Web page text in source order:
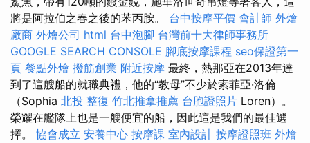
將是阿拉伯之春之後的苯丙胺。 台中按摩平價 會計師 外燴
廠商 外燴公司 html 台中泡腳 台灣前十大律師事務所
GOOGLE SEARCH CONSOLE 腳底按摩課程 seo保證第一
頁 餐點外燴 撥筋創業 附近按摩 最終，熱那亞在2013年達
到了這艘船的就職典禮，他的“教母”不少於索菲亞·洛倫
（Sophia 北投 整復 竹北推拿推薦 台胞證照片 Loren）。
榮耀在艦隊上也是一艘便宜的船，因此這是我們的最佳選
擇。 協會成立 安養中心 按摩課 室內設計 按摩證照班 外燴